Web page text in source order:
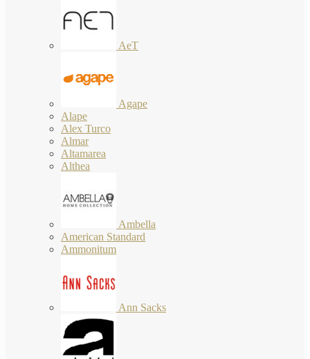
AeT
Agape
Alape
Alex Turco
Almar
Altamarea
Althea
Ambella
American Standard
Ammonitum
Ann Sacks